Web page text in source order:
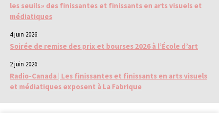
les seuils» des finissantes et finissants en arts visuels et
médiatiques
4 juin 2026
Soirée de remise des prix et bourses 2026 à l’École d’art
2 juin 2026
Radio-Canada | Les finissantes et finissants en arts visuels
et médiatiques exposent à La Fabrique